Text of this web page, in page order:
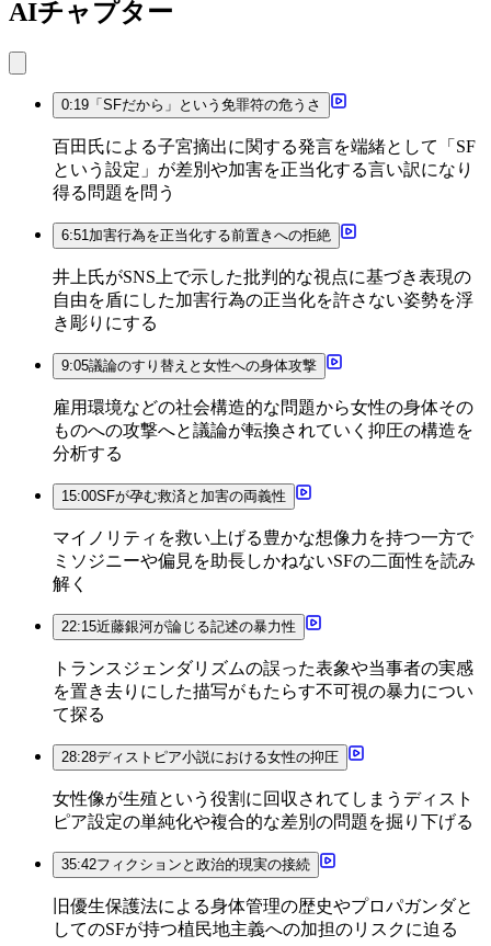
AIチャプター
0:19 「SFだから」という免罪符の危うさ
百田氏による子宮摘出に関する発言を端緒として「SF
という設定」が差別や加害を正当化する言い訳になり
得る問題を問う
6:51加害行為を正当化する前置きへの拒絶
井上氏がSNS上で示した批判的な視点に基づき表現の
自由を盾にした加害行為の正当化を許さない姿勢を浮
き彫りにする
9:05議論のすり替えと女性への身体攻撃
雇用環境などの社会構造的な問題から女性の身体その
ものへの攻撃へと議論が転換されていく抑圧の構造を
分析する
15:00SFが孕む救済と加害の両義性
マイノリティを救い上げる豊かな想像力を持つ一方で
ミソジニーや偏見を助長しかねないSFの二面性を読み
解く
22:15近藤銀河が論じる記述の暴力性
トランスジェンダリズムの誤った表象や当事者の実感
を置き去りにした描写がもたらす不可視の暴力につい
て探る
28:28ディストピア小説における女性の抑圧
女性像が生殖という役割に回収されてしまうディスト
ピア設定の単純化や複合的な差別の問題を掘り下げる
35:42フィクションと政治的現実の接続
旧優生保護法による身体管理の歴史やプロパガンダと
してのSFが持つ植民地主義への加担のリスクに迫る